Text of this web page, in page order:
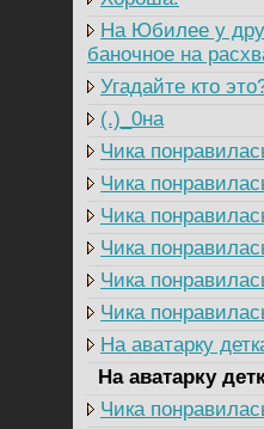
На Юбилее у
баночное на
Угадайте кто
(.)_0на
Чика
Чика
Чика
Чика
Чика
Чика
На аватарку
На аватарку
Чика